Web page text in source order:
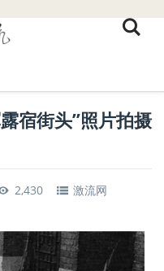
宿街头”照片拍摄
2,430
激流网